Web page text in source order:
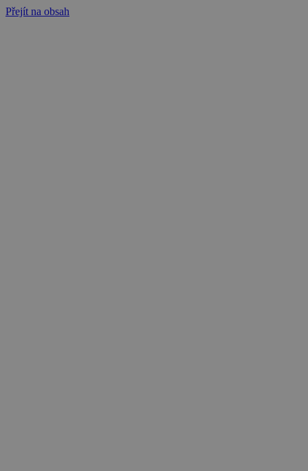
Přejít na obsah